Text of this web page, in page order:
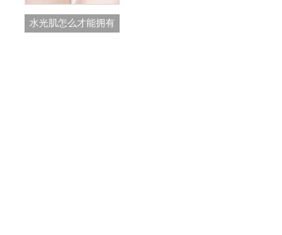
水光肌怎么才能拥有